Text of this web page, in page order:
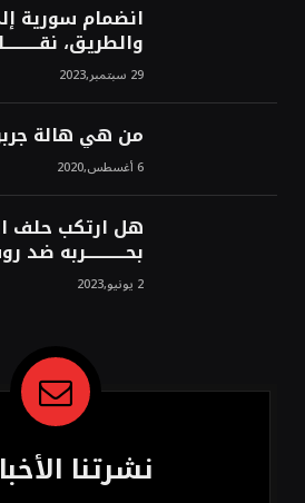
انضمام سورية
والطريق،
استراتيجية،
الشرق!محمد29 سبتمبر,2023
من هي هالة
6 أغسطس,2020
هل ارتكب حلف
بحــــــــــــربه
روسيا الحتمي،
محسن 2 يونيو,2023
نشرتنا